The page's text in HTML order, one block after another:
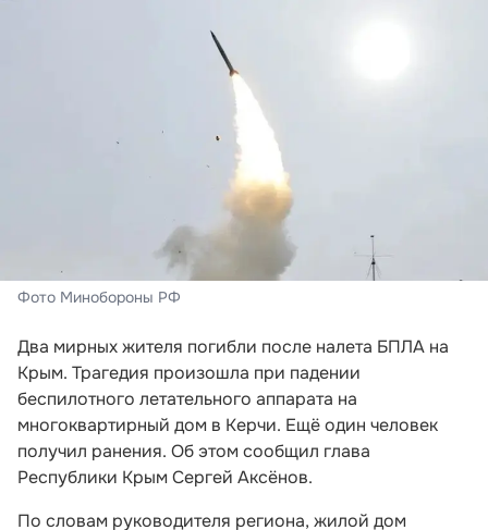
Фото Минобороны РФ
Два мирных жителя погибли после налета БПЛА на
Крым. Трагедия произошла при падении
беспилотного летательного аппарата на
многоквартирный дом в Керчи. Ещё один человек
получил ранения. Об этом сообщил глава
Республики Крым Сергей Аксёнов.
По словам руководителя региона, жилой дом